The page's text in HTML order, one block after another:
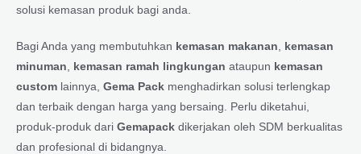
solusi kemasan produk bagi anda.
Bagi Anda yang membutuhkan kemasan makanan
kemasan
minuman
kemasan ramah lingkungan ataupun kemasan
custom lainnya, Gema Pack menghadirkan solusi terlengkap
dan terbaik dengan harga yang bersaing. Perlu diketahui,
produk-produk dari Gemapack dikerjakan oleh SDM berkualitas
dan profesional di bidangnya.